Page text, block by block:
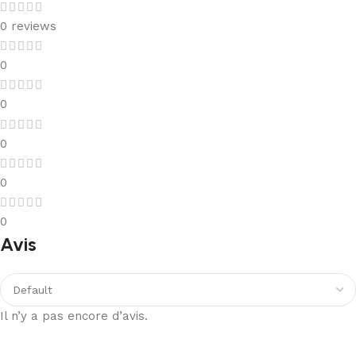
0 reviews
0
0
0
0
0
Avis
Il n’y a pas encore d’avis.